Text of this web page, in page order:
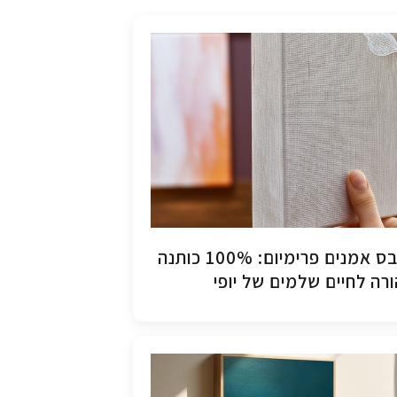
קנבס אמנים פרימיום: 100% כותנה
לחיים שלמים של יופי